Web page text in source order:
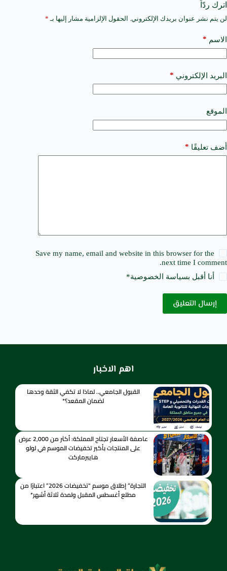
اترك ردّاً
لن يتم نشر عنوان بريدك الإلكتروني. الحقول الإلزامية مشار إليها بـ *
الاسم *
البريد الإلكتروني *
الموقع
أضف تعليقًا *
Save my name, email and website in this browser for the
next time I comment.
أنا أقبل بسياسة الخصوصية*
إرسال التعليق
A
t
e
a
t
i
e
:
اهم الاخبار
القبول الجامعي.. لماذا لا تكفي الثقة وحدها
لضمان المقعد؟*
عاصفة الأسعار تجتاح المملكة: أكثر من 2,000 عرض
على المنتجات بأكبر تخفيضات الموسم في لولو
هايبرماركت
التجارة” إطلاق موسم “تخفيضات 2026” اعتبارًا من
مطلع أغسطس المقبل ولمدة ثلاثة أشهر*